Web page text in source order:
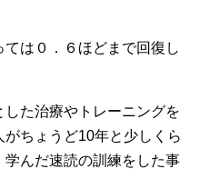
は０．６ほどまで回復し
た治療やトレーニングを
ちょうど10年と少しくら
んだ速読の訓練をした事